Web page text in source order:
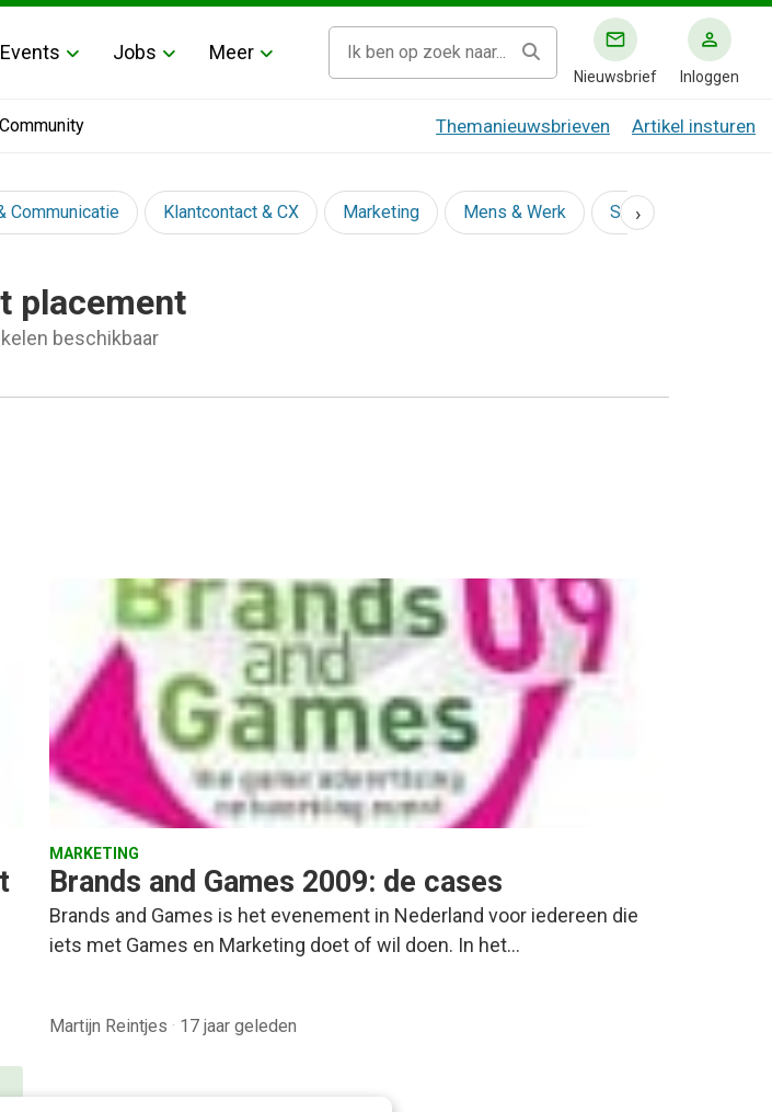
Events Jobs Meer
Nieuwsbrief Inloggen
Community Themanieuwsbrieven Artikel insturen
Communicatie Klantcontact & CX Marketing Mens & Werk Social
›
placement
beschikbaar
MARKETING
Brands and Games 2009: de cases
Brands and Games is het evenement in Nederland voor iedereen die
iets met Games en Marketing doet of wil doen. In het…
Martijn Reintjes · 17 jaar geleden